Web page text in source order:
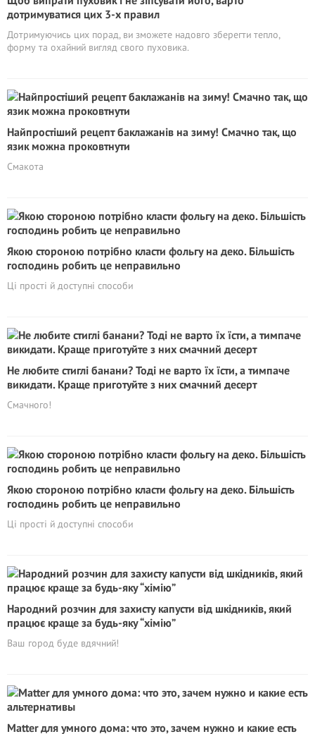
дотримуватися цих 3-х правил
Дотримуючись цих порад, ви зможете надовго зберегти тепло,
форму та охайний вигляд свого пуховика.
Найпростіший рецепт баклажанів на зиму! Смачно так, що
язик можна проковтнути
Смакота
Якою стороною потрібно класти фольгу на деко. Більшість
господинь робить це неправильно
Ці прості й доступні способи
Не любите стиглі банани? Тоді не варто їх їсти, а тимпаче
викидати. Краще приготуйте з них смачний десерт
Смачного!
Якою стороною потрібно класти фольгу на деко. Більшість
господинь робить це неправильно
Ці прості й доступні способи
Народний розчин для захисту капусти від шкідників, який
працює краще за будь-яку “хімію”
Ваш город буде вдячний!
Matter для умного дома: что это, зачем нужно и какие есть